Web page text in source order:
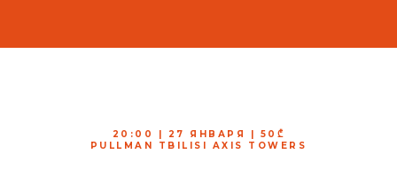
20:00 | 27 ЯНВАРЯ | 50 ₾
PULLMAN TBILISI AXIS TOWERS